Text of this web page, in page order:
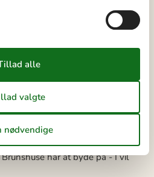
begivenheder.
oplevelser I vil få, kan
bånd og skabe en endnu
Og husk, det er ikke kun de
Også de små stunder, som når I
i solnedgangen eller de
vil have stor betydning. Så
har at byde på - I vil